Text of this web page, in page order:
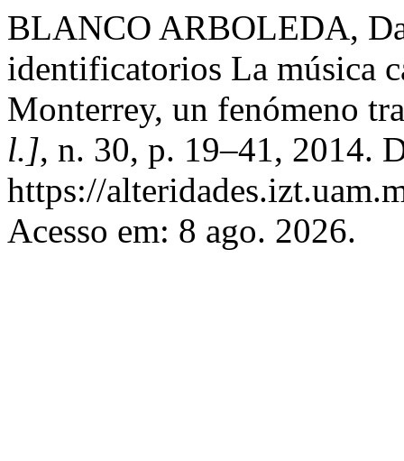
BLANCO ARBOLEDA,
identificatorios La música
Monterrey, un fenómeno
l.], n. 30, p. 19–41, 2014.
https://
Acesso em: 8 ago. 2026.